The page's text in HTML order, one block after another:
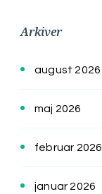
Arkiver
august 2026
maj 2026
februar 2026
januar 2026